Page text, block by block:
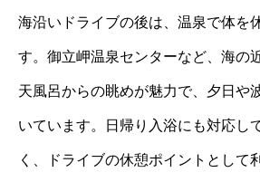
海沿いドライブの後は、温泉で体を
す。御立岬温泉センターなど、海の
天風呂からの眺めが魅力で、夕日や
いています。日帰り入浴にも対応し
く、ドライブの休憩ポイントとして